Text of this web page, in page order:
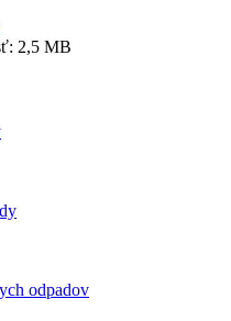
2,5 MB
odpadov